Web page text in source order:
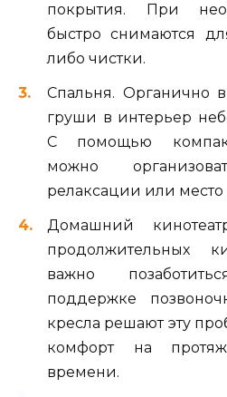
покрытия. При
быстро снимаются
либо чистки.
Спальня. Органично
груши в интерьер
С помощью
можно
релаксации или место
Домашний
продолжительных
важно
поддержке
кресла решают эту
комфорт на
времени.